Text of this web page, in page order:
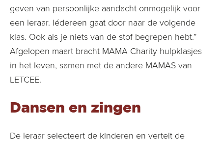
geven van persoonlijke aandacht onmogelijk voor
een leraar. Iédereen gaat door naar de volgende
klas. Ook als je niets van de stof begrepen hebt.”
Afgelopen maart bracht MAMA Charity hulpklasjes
in het leven, samen met de andere MAMAS van
LETCEE.
Dansen en zingen
De leraar selecteert de kinderen en vertelt de